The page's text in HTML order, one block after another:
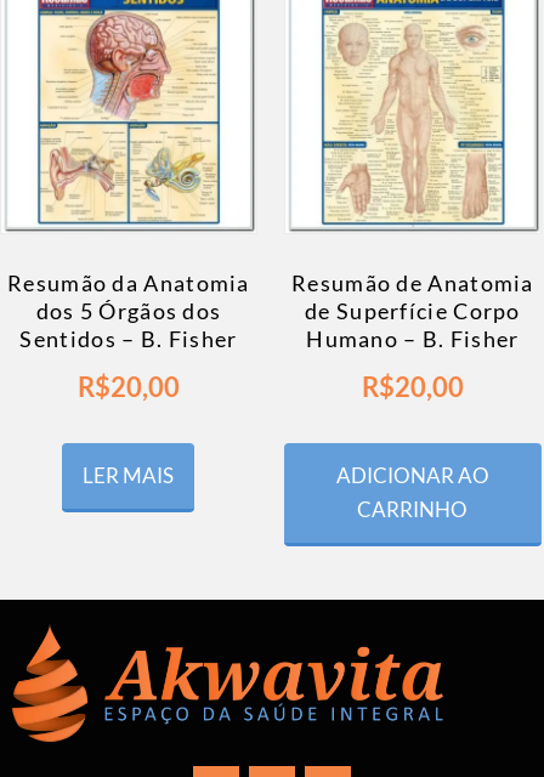
Resumão da Anatomia
dos 5 Órgãos dos
Sentidos – B. Fisher
R$20,00
LER MAIS
Resumão de Anatomia
de Superfície Corpo
Humano – B. Fisher
R$20,00
ADICIONAR AO
CARRINHO